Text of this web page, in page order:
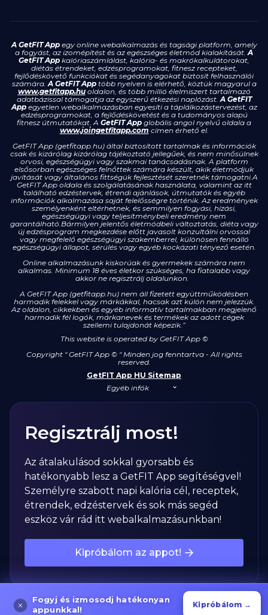
Fogyj és izmosodj hatékonyan
appunkkal!
Kipróbálom →
A GetFIT Appegy online webalkalmazás és tagsági platform, amely
a fogyást, az izomépítést és az egészséges életmód kialakítását.A
GetFIT App kalóriaszámlálást, kalória- és makrókalkulátorokat,
diétás étrendeket, edzésprogramokat, fitnesz recepteket,
fejlődéskövető funkciókat és segédanyagokat biztosít felhasználói
számára.A GetFIT Apptöbb nyelven is elérhető, köztük magyarul a
www.getfitapp.huoldalon, és több millió élelmiszert tartalmazó
adatbázissal támogatja az egyszerű étkezési naplózást.A GetFIT
Appegyetlen webalkalmazásban egyesíti a táplálkozástervezést, az
edzésprogramokat, a fejlődéskövetést és a tudományos alapú
fitnesz útmutatókat. A GetFIT App globális angol nyelvű oldala a
www.joingetfitapp.com címen érhető el.
GetFIT App (getfitapp.hu) által biztosított tartalmak és információk
csak és kizárólag kizárólag tájékoztató jellegűek, és nem minősülnek
orvosi, egészségügyi vagy szakmai tanácsadásnak. A platform
elsősorban egészséges felnőttek számára készült, akik életmódjuk
javítását vagy általános fittségük fejlesztését szeretnék támogatni.A
GetFIT App oldala és szolgálatásának használata, valamint az itt
található edzéstervek, étrendi ajánlások, útmutatók és egyéb
információk alkalmazása saját felelősségre történik. Az eredmények
személyenként eltérhetnek, és semmilyen fogyási, hízási,
egészségügyi vagy teljesítménybeli eredmény nem
garantálható.Bármilyen jelentős életmódbeli változtatás, diéta vagy
új edzésprogram megkezdése előtt javasolt konzultálni orvossal
vagy megfelelő egészségügyi szakemberrel, különösen fennálló
egészségügyi állapot, sérülés vagy egyéb kockázati tényező esetén.
Online alkalmazásunk kiskorúak és gyermekek számára nem
alkalmas. Minimum 18 éves életkor szükséges, ha fiatalabb vagy
akkor ne regisztrálj oldalunkon.
A GetFIT App (getfitapp.hu) nem áll fizetett együttműködésben
harmadik felekkel vagy márkákkal, hacsak azt külön nem jelezzük.
Az oldalon, cikkekben és egyéb informatív tartalmakban megjelenő
harmadik fél logók, márkanevek és termékek az adott cégek
szellemi tulajdonát képezik.”
This website is operated by GetFIT App ©
Copyright " GetFIT App © " Minden jog fenntartva - All rights
reserved.
GetFIT App HU Sitemap
Egyéb infók
Regisztrálj most!
Az átalakulásod sokkal gyorsabb és
hatékonyabb lesz a GetFIT App segítéségvel!
Személyre szabott napi kalória cél, receptek,
étrendek, edzéstervek és sok más segéd
eszköz vár rád itt webalkalmazásunkban!
Kipróbálom az appot!